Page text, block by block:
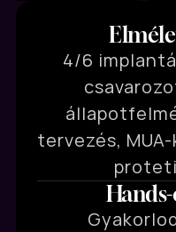
4/6
tervezés,